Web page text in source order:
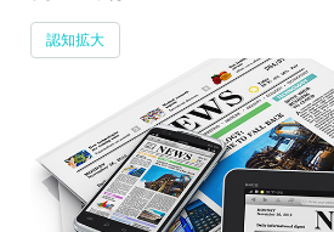
認知拡大